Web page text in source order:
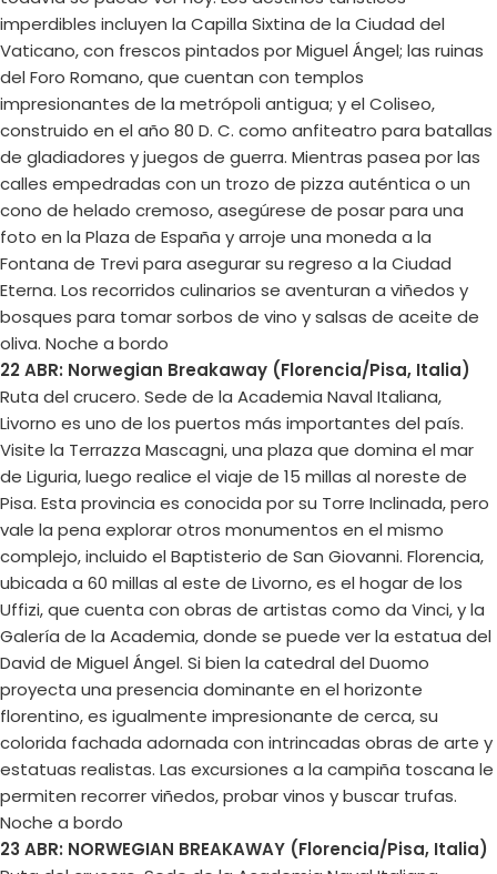
imperdibles incluyen la Capilla Sixtina de la Ciudad del
Vaticano, con frescos pintados por Miguel Ángel; las ruinas
del Foro Romano, que cuentan con templos
impresionantes de la metrópoli antigua; y el Coliseo,
construido en el año 80 D. C. como anfiteatro para batallas
de gladiadores y juegos de guerra. Mientras pasea por las
calles empedradas con un trozo de pizza auténtica o un
cono de helado cremoso, asegúrese de posar para una
foto en la Plaza de España y arroje una moneda a la
Fontana de Trevi para asegurar su regreso a la Ciudad
Eterna. Los recorridos culinarios se aventuran a viñedos y
bosques para tomar sorbos de vino y salsas de aceite de
oliva. Noche a bordo
22 ABR: Norwegian Breakaway (Florencia/Pisa, Italia)
Ruta del crucero. Sede de la Academia Naval Italiana,
Livorno es uno de los puertos más importantes del país.
Visite la Terrazza Mascagni, una plaza que domina el mar
de Liguria, luego realice el viaje de 15 millas al noreste de
Pisa. Esta provincia es conocida por su Torre Inclinada, pero
vale la pena explorar otros monumentos en el mismo
complejo, incluido el Baptisterio de San Giovanni. Florencia,
ubicada a 60 millas al este de Livorno, es el hogar de los
Uffizi, que cuenta con obras de artistas como da Vinci, y la
Galería de la Academia, donde se puede ver la estatua del
David de Miguel Ángel. Si bien la catedral del Duomo
proyecta una presencia dominante en el horizonte
florentino, es igualmente impresionante de cerca, su
colorida fachada adornada con intrincadas obras de arte y
estatuas realistas. Las excursiones a la campiña toscana le
permiten recorrer viñedos, probar vinos y buscar trufas.
Noche a bordo
23 ABR: NORWEGIAN BREAKAWAY (Florencia/Pisa, Italia)